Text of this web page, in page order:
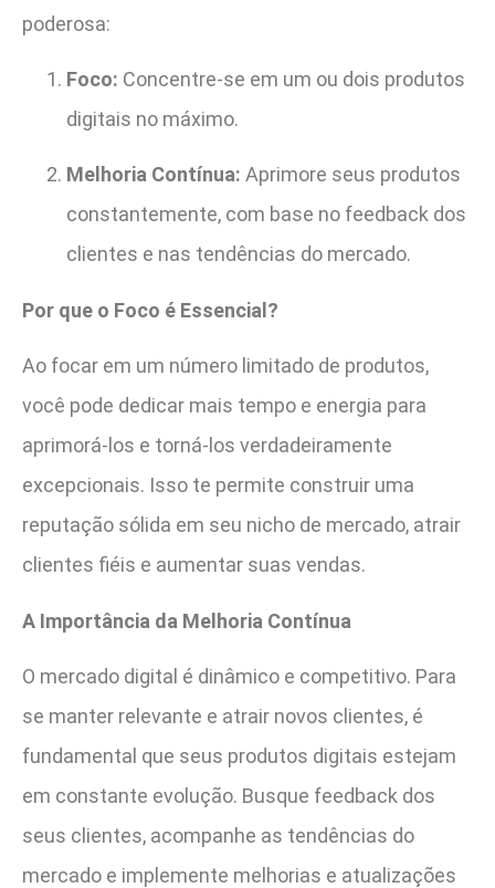
poderosa:
Foco: Concentre-se em um ou dois produtos
digitais no máximo.
Melhoria Contínua: Aprimore seus produtos
constantemente, com base no feedback dos
clientes e nas tendências do mercado.
Por que o Foco é Essencial?
Ao focar em um número limitado de produtos,
você pode dedicar mais tempo e energia para
aprimorá-los e torná-los verdadeiramente
excepcionais. Isso te permite construir uma
reputação sólida em seu nicho de mercado, atrair
clientes fiéis e aumentar suas vendas.
A Importância da Melhoria Contínua
O mercado digital é dinâmico e competitivo. Para
se manter relevante e atrair novos clientes, é
fundamental que seus produtos digitais estejam
em constante evolução. Busque feedback dos
seus clientes, acompanhe as tendências do
mercado e implemente melhorias e atualizações